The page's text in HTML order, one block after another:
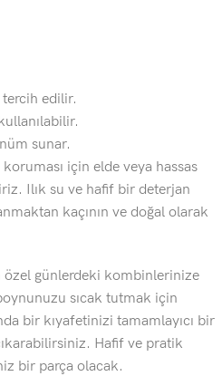
edilir.
sunar.
koruması için elde veya hassas
Ilık su ve hafif bir deterjan
kaçının ve doğal olarak
özel günlerdeki kombinlerinize
sıcak tutmak için
bir kıyafetinizi tamamlayıcı bir
Hafif ve pratik
bir parça olacak.